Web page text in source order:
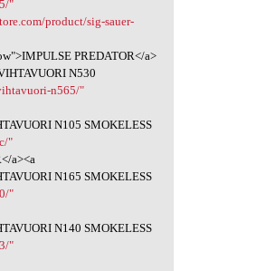
"
product/sig-sauer-
PREDATOR</a>
N530
n565/"
N105 SMOKELESS
"
a><a
N165 SMOKELESS
"
N140 SMOKELESS
"